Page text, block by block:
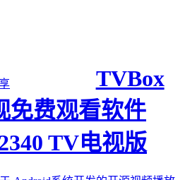
TVBox
免费观看软件
TV电视版